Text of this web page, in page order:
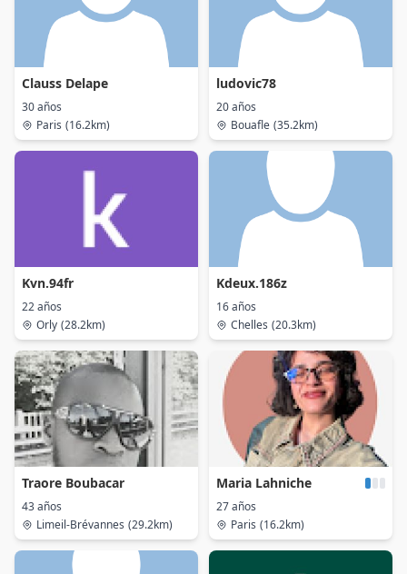
Clauss Delape
30 años
Paris (16.2km)
ludovic78
20 años
Bouafle (35.2km)
Kvn.94fr
22 años
Orly (28.2km)
Kdeux.186z
16 años
Chelles (20.3km)
Traore Boubacar
43 años
Limeil-Brévannes (29.2km)
Maria Lahniche
27 años
Paris (16.2km)